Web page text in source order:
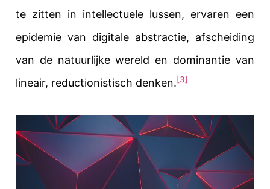
te zitten in intellectuele lussen, ervaren een
epidemie van digitale abstractie, afscheiding
van de natuurlijke wereld en dominantie van
lineair, reductionistisch denken.[3]